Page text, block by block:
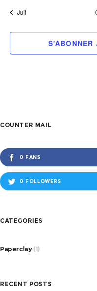
Juil
COUNTER MAIL
0 FANS
0 FOLLOWERS
CATEGORIES
Paperclay(1)
RECENT POSTS